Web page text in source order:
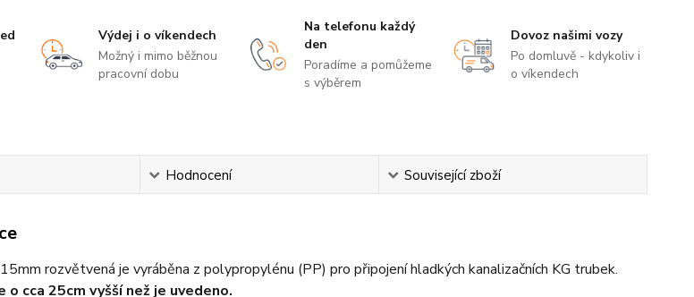
Výdej i o víkendech
Možný i mimo běžnou
pracovní dobu
Na telefonu každý
den
Poradíme a pomůžeme
s výběrem
Dovoz našimi vozy
Po domluvě - kdykoliv i
o víkendech
Hodnocení Související zboží
rozvětvená je vyráběna z polypropylénu (PP) pro připojení hladkých kanalizačních KG trubek.
cca 25cm vyšší než je uvedeno.